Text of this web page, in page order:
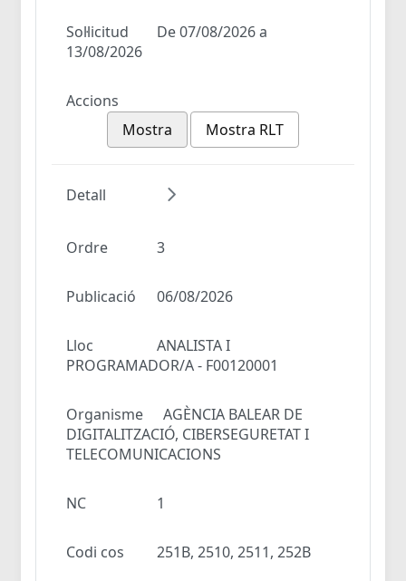
Sol·licitud
De 07/08/2026 a
13/08/2026
Accions
Mostra
Mostra RLT
Detall
Ordre 3
Publicació 06/08/2026
Lloc
ANALISTA I
PROGRAMADOR/A - F00120001
Organisme
AGÈNCIA BALEAR DE
DIGITALITZACIÓ, CIBERSEGURETAT I
TELECOMUNICACIONS
NC 1
Codi cos 251B, 2510, 2511, 252B